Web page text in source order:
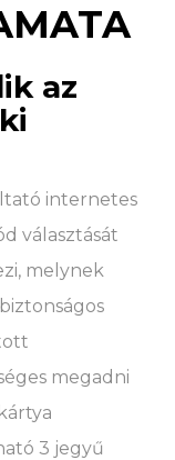
az
internetes
választását
melynek
megadni
3 jegyű